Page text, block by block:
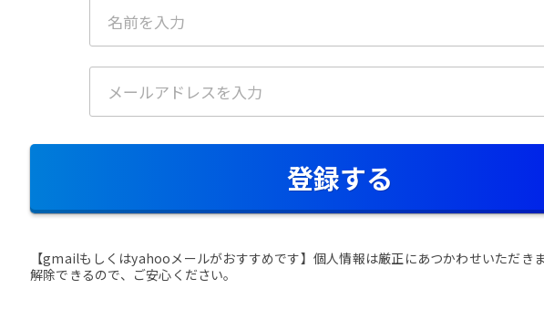
登録する
【gmailもしくはyahooメールがおすすめです】個人情報は厳正にあつかわせいただき
解除できるので、ご安心ください。